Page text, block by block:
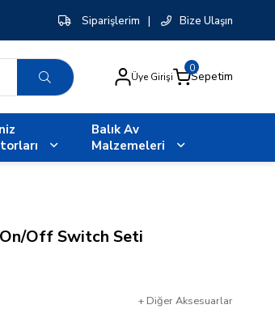
Siparişlerim | Bize Ulaşın
Üye Girişi Sepetim
0
Balık Av
Malzemeleri
Off Switch Seti
+ DiğerAksesuarlar